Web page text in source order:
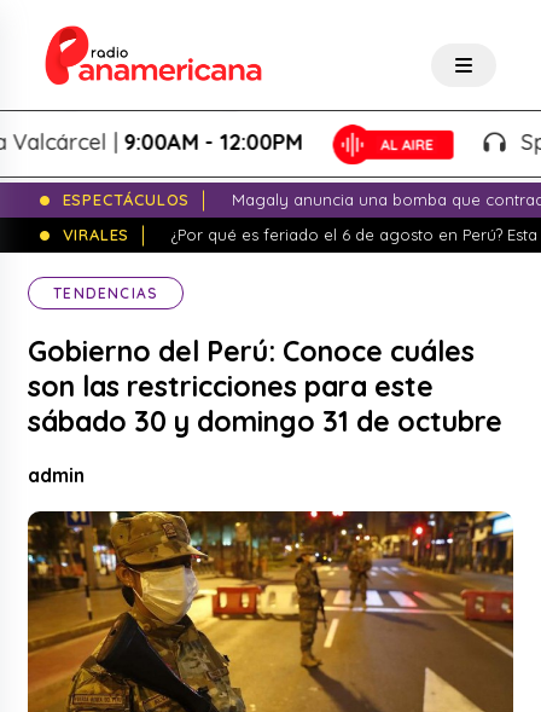
|9:00AM - 12:00PM
ESPECTÁCULOS
Magaly anuncia una bomba que
VIRALES
¿Por qué es feriado el 6 de agosto en Perú?
TENDENCIAS
Gobierno del Perú: Conoce cuáles
son las restricciones para este
sábado 30 y domingo 31 de octubre
admin